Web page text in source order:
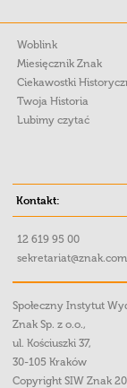
Woblink
Miesięcznik Znak
Ciekawostki
Twoja Historia
Lubimy czytać
Kontakt:
12 619 95 00
Społeczny Instytut
Znak Sp. z o.o.,
ul. Kościuszki 37,
30-105 Kraków
Copyright SIW Znak